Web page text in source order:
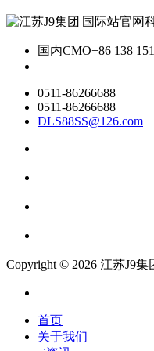
国内CMO+86 138
0511-86266688
0511-86266688
DLS88SS@126.com
Copyright © 2026 江苏J9
首页
关于我们